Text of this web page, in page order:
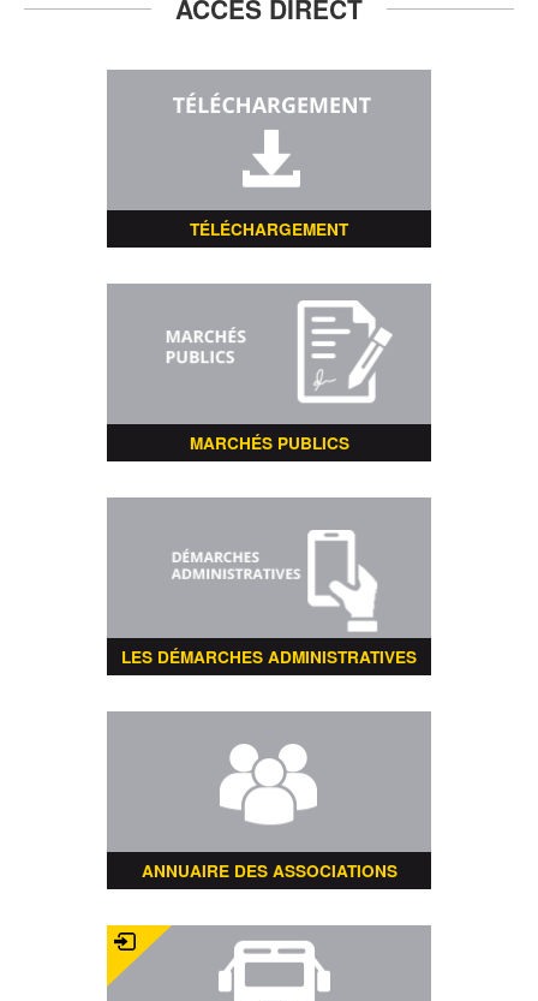
ACCÈS DIRECT
TÉLÉCHARGEMENT
MARCHÉS PUBLICS
LES DÉMARCHES ADMINISTRATIVES
ANNUAIRE DES ASSOCIATIONS